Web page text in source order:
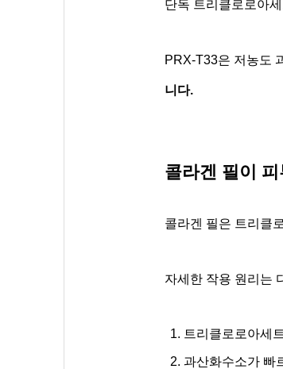
단독 트리클로로아
PRX-T33은 저농도
니다.
콜라겐 필이
콜라겐 필은 트리클
자세한 작용 원리는
트리클로로아세
과산화수소가 빠